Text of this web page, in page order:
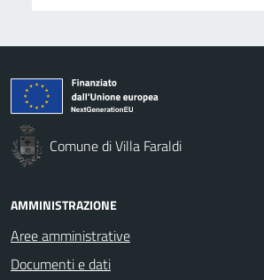
Comune di Villa Faraldi
AMMINISTRAZIONE
Aree amministrative
Documenti e dati